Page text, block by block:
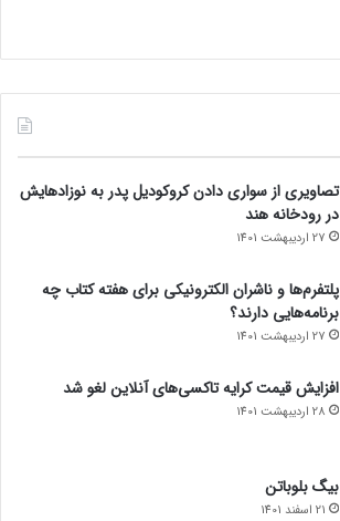
تصاویری از سواری دادن کروکودیل پدر به نوزادهایش
در رودخانه هند
27 اردیبهشت 1401
پلتفرم‌ها و ناشران الکترونیکی برای هفته کتاب چه
برنامه‌هایی دارند؟
27 اردیبهشت 1401
افزایش قیمت کرایه تاکسی‌های آنلاین لغو شد
28 اردیبهشت 1401
بیگ بلوباتن
21 اسفند 1401